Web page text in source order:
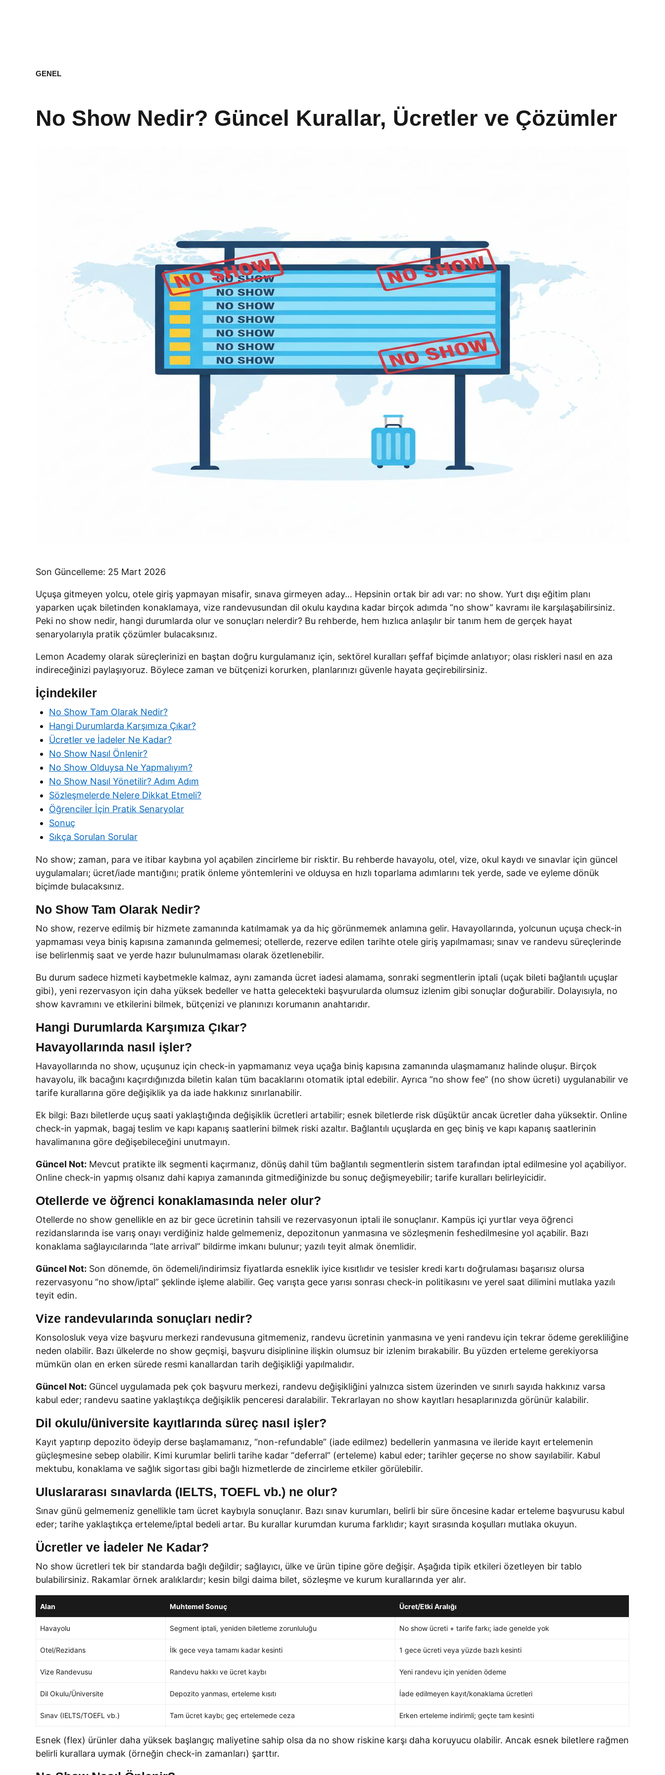
GENEL
No Show Nedir? Güncel Kurallar, Ücretler ve Çözümler
Son Güncelleme: 25 Mart 2026
Uçuşa gitmeyen yolcu, otele giriş yapmayan misafir, sınava girmeyen aday… Hepsinin ortak bir adı var: no show. Yurt dışı eğitim planı
yaparken uçak biletinden konaklamaya, vize randevusundan dil okulu kaydına kadar birçok adımda “no show” kavramı ile karşılaşabilirsiniz.
Peki no show nedir, hangi durumlarda olur ve sonuçları nelerdir? Bu rehberde, hem hızlıca anlaşılır bir tanım hem de gerçek hayat
senaryolarıyla pratik çözümler bulacaksınız.
Lemon Academy olarak süreçlerinizi en baştan doğru kurgulamanız için, sektörel kuralları şeffaf biçimde anlatıyor; olası riskleri nasıl en aza
indireceğinizi paylaşıyoruz. Böylece zaman ve bütçenizi korurken, planlarınızı güvenle hayata geçirebilirsiniz.
İçindekiler
No Show Tam Olarak Nedir?
Hangi Durumlarda Karşımıza Çıkar?
Ücretler ve İadeler Ne Kadar?
No Show Nasıl Önlenir?
No Show Olduysa Ne Yapmalıyım?
No Show Nasıl Yönetilir? Adım Adım
Sözleşmelerde Nelere Dikkat Etmeli?
Öğrenciler İçin Pratik Senaryolar
Sonuç
Sıkça Sorulan Sorular
No show; zaman, para ve itibar kaybına yol açabilen zincirleme bir risktir. Bu rehberde havayolu, otel, vize, okul kaydı ve sınavlar için güncel
uygulamaları; ücret/iade mantığını; pratik önleme yöntemlerini ve olduysa en hızlı toparlama adımlarını tek yerde, sade ve eyleme dönük
biçimde bulacaksınız.
No Show Tam Olarak Nedir?
No show, rezerve edilmiş bir hizmete zamanında katılmamak ya da hiç görünmemek anlamına gelir. Havayollarında, yolcunun uçuşa check-in
yapmaması veya biniş kapısına zamanında gelmemesi; otellerde, rezerve edilen tarihte otele giriş yapılmaması; sınav ve randevu süreçlerinde
ise belirlenmiş saat ve yerde hazır bulunulmaması olarak özetlenebilir.
Bu durum sadece hizmeti kaybetmekle kalmaz, aynı zamanda ücret iadesi alamama, sonraki segmentlerin iptali (uçak bileti bağlantılı uçuşlar
gibi), yeni rezervasyon için daha yüksek bedeller ve hatta gelecekteki başvurularda olumsuz izlenim gibi sonuçlar doğurabilir. Dolayısıyla, no
show kavramını ve etkilerini bilmek, bütçenizi ve planınızı korumanın anahtarıdır.
Hangi Durumlarda Karşımıza Çıkar?
Havayollarında nasıl işler?
Havayollarında no show, uçuşunuz için check-in yapmamanız veya uçağa biniş kapısına zamanında ulaşmamanız halinde oluşur. Birçok
havayolu, ilk bacağını kaçırdığınızda biletin kalan tüm bacaklarını otomatik iptal edebilir. Ayrıca “no show fee” (no show ücreti) uygulanabilir ve
tarife kurallarına göre değişiklik ya da iade hakkınız sınırlanabilir.
Ek bilgi: Bazı biletlerde uçuş saati yaklaştığında değişiklik ücretleri artabilir; esnek biletlerde risk düşüktür ancak ücretler daha yüksektir. Online
check-in yapmak, bagaj teslim ve kapı kapanış saatlerini bilmek riski azaltır. Bağlantılı uçuşlarda en geç biniş ve kapı kapanış saatlerinin
havalimanına göre değişebileceğini unutmayın.
Güncel Not: Mevcut pratikte ilk segmenti kaçırmanız, dönüş dahil tüm bağlantılı segmentlerin sistem tarafından iptal edilmesine yol açabiliyor.
Online check-in yapmış olsanız dahi kapıya zamanında gitmediğinizde bu sonuç değişmeyebilir; tarife kuralları belirleyicidir.
Otellerde ve öğrenci konaklamasında neler olur?
Otellerde no show genellikle en az bir gece ücretinin tahsili ve rezervasyonun iptali ile sonuçlanır. Kampüs içi yurtlar veya öğrenci
rezidanslarında ise varış onayı verdiğiniz halde gelmemeniz, depozitonun yanmasına ve sözleşmenin feshedilmesine yol açabilir. Bazı
konaklama sağlayıcılarında “late arrival” bildirme imkanı bulunur; yazılı teyit almak önemlidir.
Güncel Not: Son dönemde, ön ödemeli/indirimsiz fiyatlarda esneklik iyice kısıtlıdır ve tesisler kredi kartı doğrulaması başarısız olursa
rezervasyonu “no show/iptal” şeklinde işleme alabilir. Geç varışta gece yarısı sonrası check-in politikasını ve yerel saat dilimini mutlaka yazılı
teyit edin.
Vize randevularında sonuçları nedir?
Konsolosluk veya vize başvuru merkezi randevusuna gitmemeniz, randevu ücretinin yanmasına ve yeni randevu için tekrar ödeme gerekliliğine
neden olabilir. Bazı ülkelerde no show geçmişi, başvuru disiplinine ilişkin olumsuz bir izlenim bırakabilir. Bu yüzden erteleme gerekiyorsa
mümkün olan en erken sürede resmi kanallardan tarih değişikliği yapılmalıdır.
Güncel Not: Güncel uygulamada pek çok başvuru merkezi, randevu değişikliğini yalnızca sistem üzerinden ve sınırlı sayıda hakkınız varsa
kabul eder; randevu saatine yaklaştıkça değişiklik penceresi daralabilir. Tekrarlayan no show kayıtları hesaplarınızda görünür kalabilir.
Dil okulu/üniversite kayıtlarında süreç nasıl işler?
Kayıt yaptırıp depozito ödeyip derse başlamamanız, “non-refundable” (iade edilmez) bedellerin yanmasına ve ileride kayıt ertelemenin
güçleşmesine sebep olabilir. Kimi kurumlar belirli tarihe kadar “deferral” (erteleme) kabul eder; tarihler geçerse no show sayılabilir. Kabul
mektubu, konaklama ve sağlık sigortası gibi bağlı hizmetlerde de zincirleme etkiler görülebilir.
Uluslararası sınavlarda (IELTS, TOEFL vb.) ne olur?
Sınav günü gelmemeniz genellikle tam ücret kaybıyla sonuçlanır. Bazı sınav kurumları, belirli bir süre öncesine kadar erteleme başvurusu kabul
eder; tarihe yaklaştıkça erteleme/iptal bedeli artar. Bu kurallar kurumdan kuruma farklıdır; kayıt sırasında koşulları mutlaka okuyun.
Ücretler ve İadeler Ne Kadar?
No show ücretleri tek bir standarda bağlı değildir; sağlayıcı, ülke ve ürün tipine göre değişir. Aşağıda tipik etkileri özetleyen bir tablo
bulabilirsiniz. Rakamlar örnek aralıklardır; kesin bilgi daima bilet, sözleşme ve kurum kurallarında yer alır.
Alan Muhtemel Sonuç Ücret/Etki Aralığı
Havayolu Segment iptali, yeniden biletleme zorunluluğu No show ücreti + tarife farkı; iade genelde yok
Otel/Rezidans İlk gece veya tamamı kadar kesinti 1 gece ücreti veya yüzde bazlı kesinti
Vize Randevusu Randevu hakkı ve ücret kaybı Yeni randevu için yeniden ödeme
Dil Okulu/Üniversite Depozito yanması, erteleme kısıtı İade edilmeyen kayıt/konaklama ücretleri
Sınav (IELTS/TOEFL vb.) Tam ücret kaybı; geç ertelemede ceza Erken erteleme indirimli; geçte tam kesinti
Esnek (flex) ürünler daha yüksek başlangıç maliyetine sahip olsa da no show riskine karşı daha koruyucu olabilir. Ancak esnek biletlere rağmen
belirli kurallara uymak (örneğin check-in zamanları) şarttır.